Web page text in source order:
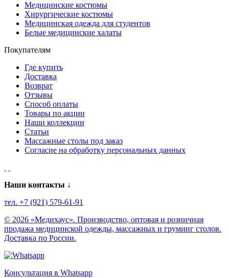
Медицинские костюмы
Хирургические костюмы
Медицинская одежда для студентов
Белые медицинские халаты
Покупателям
Где купить
Доставка
Возврат
Отзывы
Способ оплаты
Товары по акции
Наши коллекции
Статьи
Массажные столы под заказ
Согласие на обработку персональных данных
Наши контакты ↓
тел. +7 (921) 579-61-91
© 2026 «Медихаус». Производство, оптовая и розничная
продажа медицинской одежды, массажных и груминг столов.
Доставка по России.
Консультация в Whatsapp